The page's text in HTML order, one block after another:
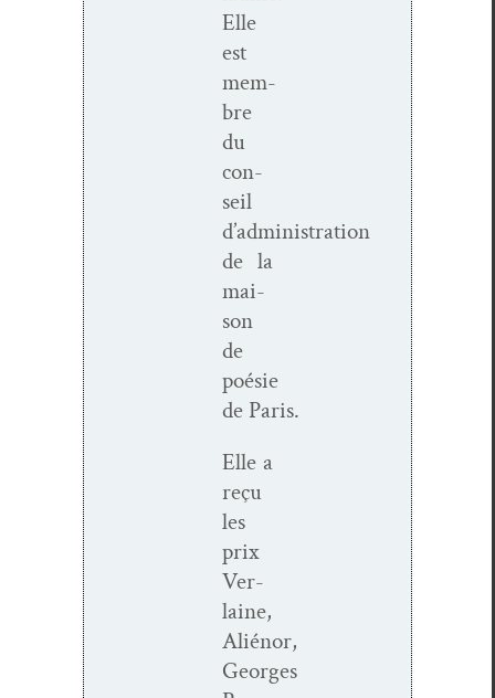
Elle
est
mem­
bre
du
con­
seil
d’administration
de la
mai­
son
de
poésie
de Paris.
Elle a
reçu
les
prix
Ver­
laine,
Aliénor,
Georges